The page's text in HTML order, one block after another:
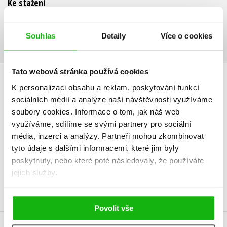
Souhlas Detaily Více o cookies
Tato webová stránka používá cookies
K personalizaci obsahu a reklam, poskytování funkcí
sociálních médií a analýze naší návštěvnosti využíváme
soubory cookies. Informace o tom, jak náš web
využíváme, sdílíme se svými partnery pro sociální
média, inzerci a analýzy. Partneři mohou zkombinovat
tyto údaje s dalšími informacemi, které jim byly
poskytnuty, nebo které poté následovaly, že používáte
jejich služby.
Povolit vše
Ke stažení
HODNOCENÍ ČTENÁŘŮ
V současné době nejsou vytvořena žádná uživatelská hodnocení.
Vaše hodnocení
Uživatelskou recenzi mohou vkládat pouze registrovaní uživatelé